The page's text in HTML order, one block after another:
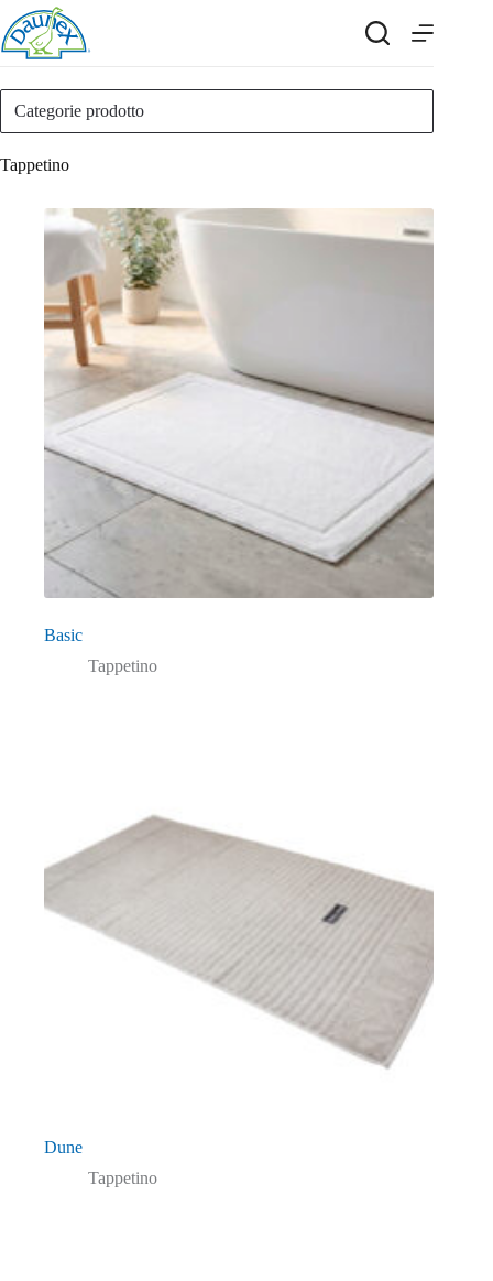
Salta
al
contenuto
Tappetino
Basic
Tappetino
Dune
Tappetino
Categorie prodotto